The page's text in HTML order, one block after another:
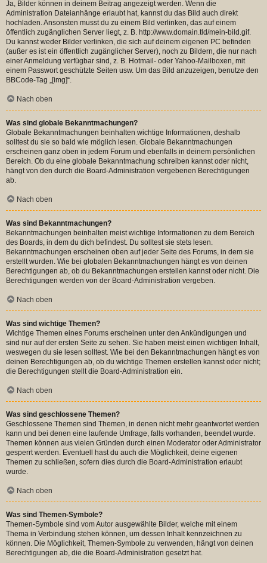
Ja, Bilder können in deinem Beitrag angezeigt werden. Wenn die
Administration Dateianhänge erlaubt hat, kannst du das Bild auch direkt
hochladen. Ansonsten musst du zu einem Bild verlinken, das auf einem
öffentlich zugänglichen Server liegt, z. B. http://www.domain.tld/mein-bild.gif.
Du kannst weder Bilder verlinken, die sich auf deinem eigenen PC befinden
(außer es ist ein öffentlich zugänglicher Server), noch zu Bildern, die nur nach
einer Anmeldung verfügbar sind, z. B. Hotmail- oder Yahoo-Mailboxen, mit
einem Passwort geschützte Seiten usw. Um das Bild anzuzeigen, benutze den
BBCode-Tag „[img]“.
Nach oben
Was sind globale Bekanntmachungen?
Globale Bekanntmachungen beinhalten wichtige Informationen, deshalb
solltest du sie so bald wie möglich lesen. Globale Bekanntmachungen
erscheinen ganz oben in jedem Forum und ebenfalls in deinem persönlichen
Bereich. Ob du eine globale Bekanntmachung schreiben kannst oder nicht,
hängt von den durch die Board-Administration vergebenen Berechtigungen
ab.
Nach oben
Was sind Bekanntmachungen?
Bekanntmachungen beinhalten meist wichtige Informationen zu dem Bereich
des Boards, in dem du dich befindest. Du solltest sie stets lesen.
Bekanntmachungen erscheinen oben auf jeder Seite des Forums, in dem sie
erstellt wurden. Wie bei globalen Bekanntmachungen hängt es von deinen
Berechtigungen ab, ob du Bekanntmachungen erstellen kannst oder nicht. Die
Berechtigungen werden von der Board-Administration vergeben.
Nach oben
Was sind wichtige Themen?
Wichtige Themen eines Forums erscheinen unter den Ankündigungen und
sind nur auf der ersten Seite zu sehen. Sie haben meist einen wichtigen Inhalt,
weswegen du sie lesen solltest. Wie bei den Bekanntmachungen hängt es von
deinen Berechtigungen ab, ob du wichtige Themen erstellen kannst oder nicht;
die Berechtigungen stellt die Board-Administration ein.
Nach oben
Was sind geschlossene Themen?
Geschlossene Themen sind Themen, in denen nicht mehr geantwortet werden
kann und bei denen eine laufende Umfrage, falls vorhanden, beendet wurde.
Themen können aus vielen Gründen durch einen Moderator oder Administrator
gesperrt werden. Eventuell hast du auch die Möglichkeit, deine eigenen
Themen zu schließen, sofern dies durch die Board-Administration erlaubt
wurde.
Nach oben
Was sind Themen-Symbole?
Themen-Symbole sind vom Autor ausgewählte Bilder, welche mit einem
Thema in Verbindung stehen können, um dessen Inhalt kennzeichnen zu
können. Die Möglichkeit, Themen-Symbole zu verwenden, hängt von deinen
Berechtigungen ab, die die Board-Administration gesetzt hat.